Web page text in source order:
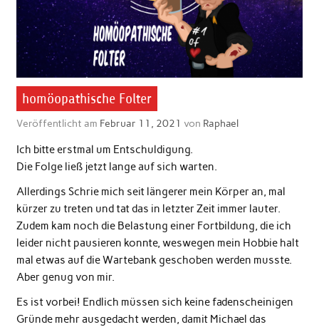
homöopathische Folter
Veröffentlicht am Februar 11, 2021 von Raphael
Ich bitte erstmal um Entschuldigung.
Die Folge ließ jetzt lange auf sich warten.
Allerdings Schrie mich seit längerer mein Körper an, mal
kürzer zu treten und tat das in letzter Zeit immer lauter.
Zudem kam noch die Belastung einer Fortbildung, die ich
leider nicht pausieren konnte, weswegen mein Hobbie halt
mal etwas auf die Wartebank geschoben werden musste.
Aber genug von mir.
Es ist vorbei! Endlich müssen sich keine fadenscheinigen
Gründe mehr ausgedacht werden, damit Michael das